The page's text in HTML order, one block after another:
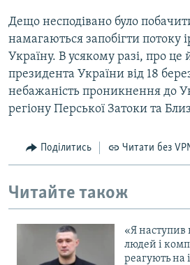
Дещо несподівано було
намагаються запобігти потоку
Україну. В усякому разі, про це
президента України від 18
небажаність проникнення до
регіону Перської Затоки та
Поділитись Читати без
Читайте також
«Я наступив
людей і
реагують на